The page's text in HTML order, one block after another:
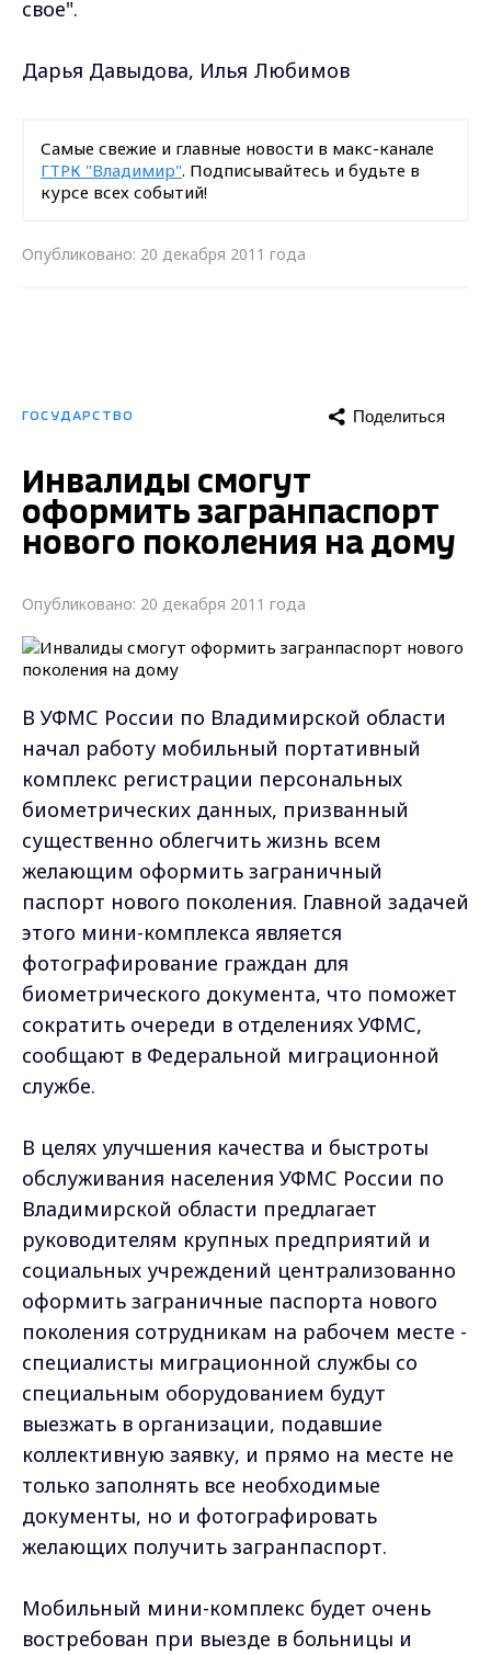
свое".
Дарья Давыдова, Илья Любимов
Самые свежие и главные новости в макс-канале
ГТРК "Владимир". Подписывайтесь и будьте в
курсе всех событий!
Опубликовано: 20 декабря 2011 года
ГОСУДАРСТВО Поделиться
Инвалиды смогут
оформить загранпаспорт
нового поколения на дому
Опубликовано: 20 декабря 2011 года
В УФМС России по Владимирской области
начал работу мобильный портативный
комплекс регистрации персональных
биометрических данных, призванный
существенно облегчить жизнь всем
желающим оформить заграничный
паспорт нового поколения. Главной задачей
этого мини-комплекса является
фотографирование граждан для
биометрического документа, что поможет
сократить очереди в отделениях УФМС,
сообщают в Федеральной миграционной
службе.
В целях улучшения качества и быстроты
обслуживания населения УФМС России по
Владимирской области предлагает
руководителям крупных предприятий и
социальных учреждений централизованно
оформить заграничные паспорта нового
поколения сотрудникам на рабочем месте -
специалисты миграционной службы со
специальным оборудованием будут
выезжать в организации, подавшие
коллективную заявку, и прямо на месте не
только заполнять все необходимые
документы, но и фотографировать
желающих получить загранпаспорт.
Мобильный мини-комплекс будет очень
востребован при выезде в больницы и